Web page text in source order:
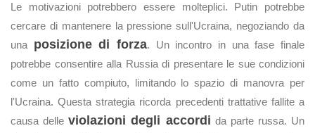
Le motivazioni potrebbero essere molteplici. Putin potrebbe
cercare di mantenere la pressione sull'Ucraina, negoziando da
una posizione di forza. Un incontro in una fase finale
potrebbe consentire alla Russia di presentare le sue condizioni
come un fatto compiuto, limitando lo spazio di manovra per
l'Ucraina. Questa strategia ricorda precedenti trattative fallite a
causa delleviolazioni degli accordi da parte russa. Un